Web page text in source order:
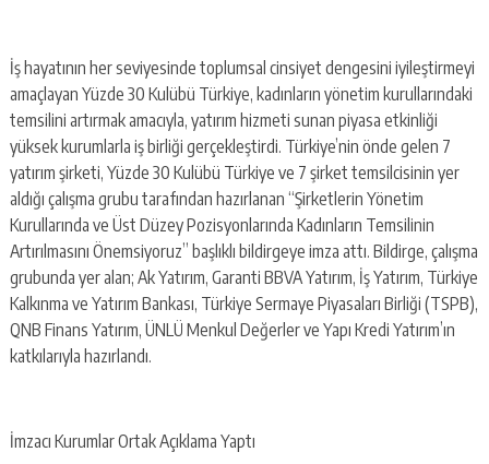
İş hayatının her seviyesinde toplumsal cinsiyet dengesini iyileştirmeyi
amaçlayan Yüzde 30 Kulübü Türkiye, kadınların yönetim kurullarındaki
temsilini artırmak amacıyla, yatırım hizmeti sunan piyasa etkinliği
yüksek kurumlarla iş birliği gerçekleştirdi. Türkiye’nin önde gelen 7
yatırım şirketi, Yüzde 30 Kulübü Türkiye ve 7 şirket temsilcisinin yer
aldığı çalışma grubu tarafından hazırlanan “Şirketlerin Yönetim
Kurullarında ve Üst Düzey Pozisyonlarında Kadınların Temsilinin
Artırılmasını Önemsiyoruz” başlıklı bildirgeye imza attı. Bildirge, çalışma
grubunda yer alan; Ak Yatırım, Garanti BBVA Yatırım, İş Yatırım, Türkiye
Kalkınma ve Yatırım Bankası, Türkiye Sermaye Piyasaları Birliği (TSPB),
QNB Finans Yatırım, ÜNLÜ Menkul Değerler ve Yapı Kredi Yatırım’ın
katkılarıyla hazırlandı.
İmzacı Kurumlar Ortak Açıklama Yaptı